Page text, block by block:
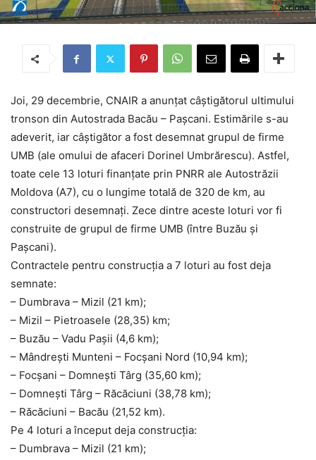
Joi, 29 decembrie, CNAIR a anunțat câștigătorul ultimului
tronson din Autostrada Bacău – Pașcani. Estimările s-au
adeverit, iar câștigător a fost desemnat grupul de firme
UMB (ale omului de afaceri Dorinel Umbrărescu). Astfel,
toate cele 13 loturi finanțate prin PNRR ale Autostrăzii
Moldova (A7), cu o lungime totală de 320 de km, au
constructori desemnați. Zece dintre aceste loturi vor fi
construite de grupul de firme UMB (între Buzău și
Pașcani).
Contractele pentru construcția a 7 loturi au fost deja
semnate:
– Dumbrava – Mizil (21 km);
– Mizil – Pietroasele (28,35) km;
– Buzău – Vadu Pașii (4,6 km);
– Mândrești Munteni – Focșani Nord (10,94 km);
– Focșani – Domnești Târg (35,60 km);
– Domnești Târg – Răcăciuni (38,78 km);
– Răcăciuni – Bacău (21,52 km).
Pe 4 loturi a început deja construcția:
– Dumbrava – Mizil (21 km);